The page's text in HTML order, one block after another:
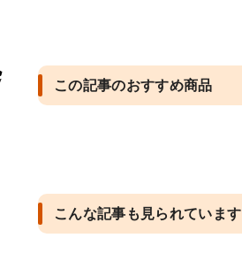
この記事のおすすめ商品
こんな記事も見られています